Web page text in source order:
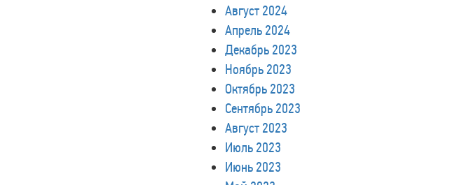
Август 2024
Апрель 2024
Декабрь 2023
Ноябрь 2023
Октябрь 2023
Сентябрь 2023
Август 2023
Июль 2023
Июнь 2023